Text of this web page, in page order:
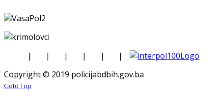
| | | | |
|
Copyright © 2019 policijabdbih.gov.ba
Goto Top